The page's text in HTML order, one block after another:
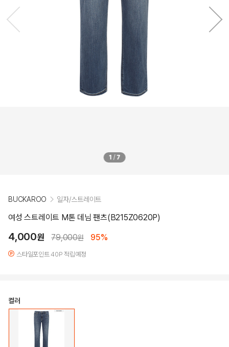
1 /7
BUCKAROO 일자/스트레이트
여성 스트레이트 M톤 데님 팬츠(B215Z0620P)
4,000원 79,000원 95%
스타일포인트 40P 적립예정
컬러